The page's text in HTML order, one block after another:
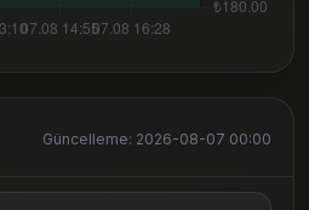
Güncelleme: 2026-08-07 00:00